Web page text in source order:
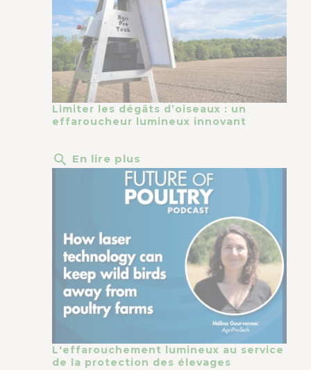
Limiter les dégâts d’oiseaux : un
effaroucheur lumineux innovant
search En lire plus
L'effarouchement lumineux au service
de la protection des élevages